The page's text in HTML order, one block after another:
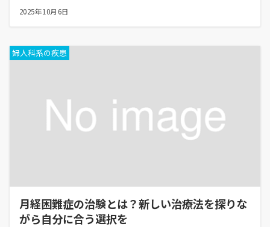
2025年10月6日
婦人科系の疾患
月経困難症の治験とは？新しい治療法を探りな
がら自分に合う選択を